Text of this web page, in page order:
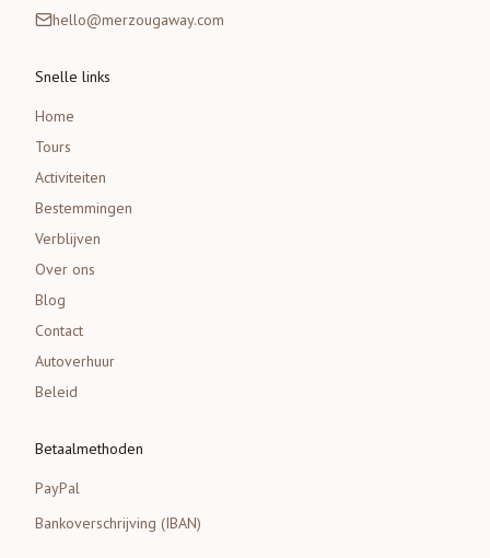
hello@merzougaway.com
Snelle links
Home
Tours
Activiteiten
Bestemmingen
Verblijven
Over ons
Blog
Contact
Autoverhuur
Beleid
Betaalmethoden
PayPal
Bankoverschrijving (IBAN)